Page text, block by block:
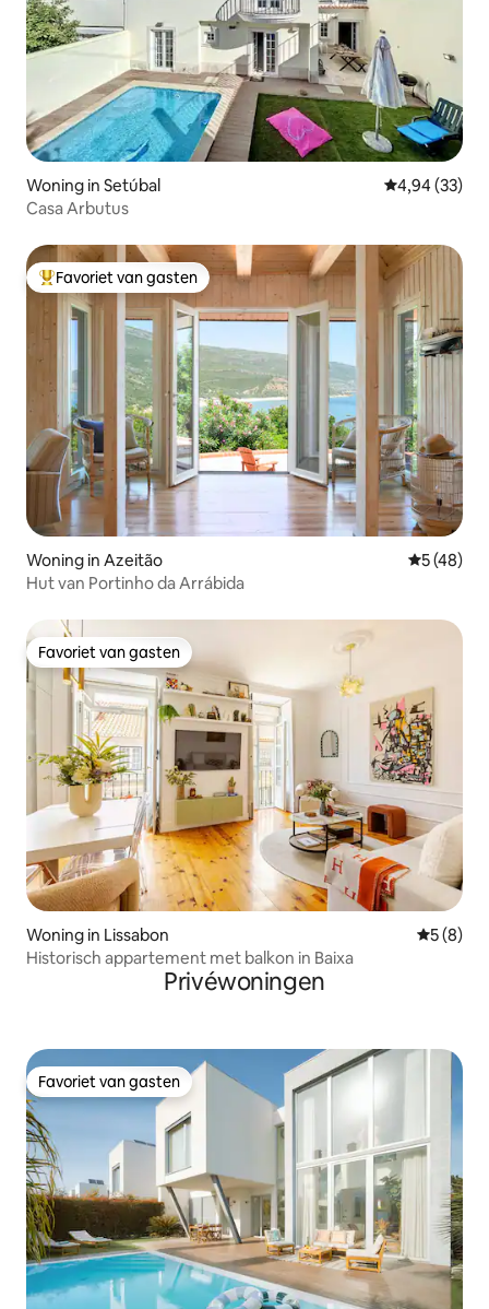
Woning in Setúbal Gemiddelde
4,94 (33)
Casa Arbutus
Topfavoriet van gasten
Favoriet van gasten
Woning in Azeitão
5 (48)
Hut van Portinho da Arrábida
Favoriet van gasten
Favoriet van gasten
Woning in Lissabon
5 (8)
Historisch appartement met balkon in Baixa
Privéwoningen
Favoriet van gasten
Favoriet van gasten